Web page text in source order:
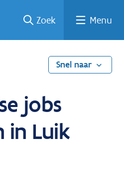
Zoek Menu
Snel naar
jobs
in Luik